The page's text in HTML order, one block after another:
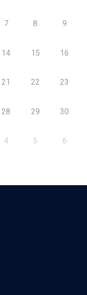
7 8 9
14 15 16
21 22 23
28 29 30
4 5 6